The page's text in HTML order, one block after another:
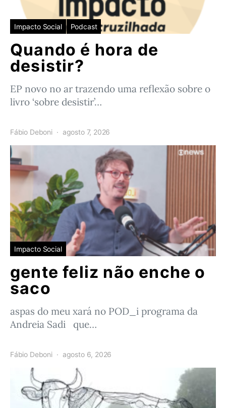
Impacto Social Podcast
Quando é hora de
desistir?
EP novo no ar trazendo uma reflexão sobre o
livro ‘sobre desistir’…
Fábio Deboni agosto 7, 2026
Impacto Social
gente feliz não enche o
saco
aspas do meu xará no POD_i programa da
Andreia Sadi que…
Fábio Deboni agosto 6, 2026